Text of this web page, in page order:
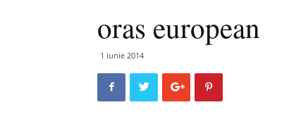
oras european
1 iunie 2014